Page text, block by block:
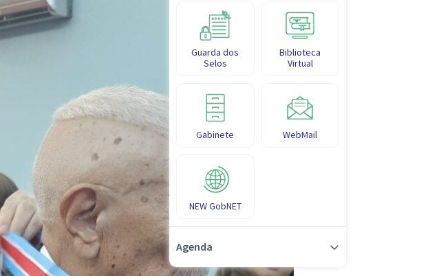
Guarda dos
Selos
Biblioteca
Virtual
Gabinete WebMail
NEW GobNET
Agenda